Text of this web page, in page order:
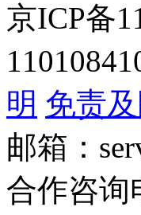
京ICP备
明 免责
邮箱：
合作咨询